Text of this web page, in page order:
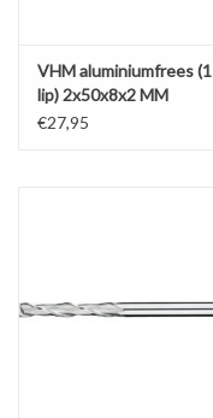
Schroefdraad snijden |
Varia |
VHM aluminiumfrees (1
lip) 2x50x8x2 MM
€27,95